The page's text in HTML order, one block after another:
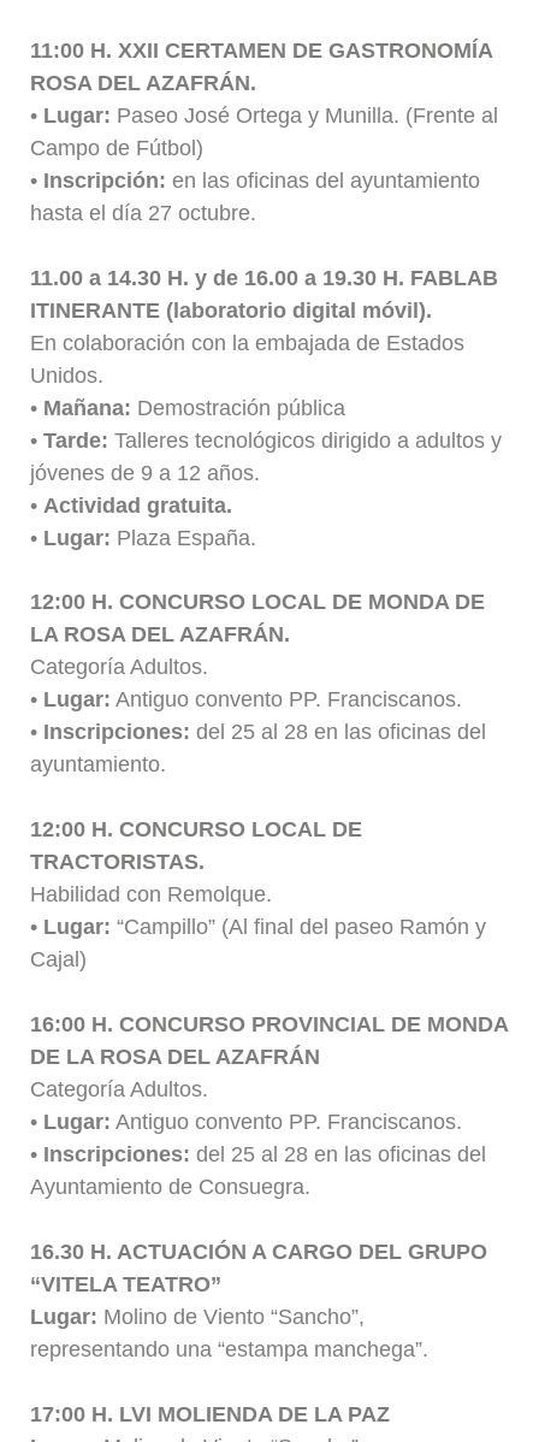
11:00 H. XXII CERTAMEN DE GASTRONOMÍA
ROSA DEL AZAFRÁN.
• Lugar: Paseo José Ortega y Munilla. (Frente al
Campo de Fútbol)
• Inscripción: en las oficinas del ayuntamiento
hasta el día 27 octubre.
11.00 a 14.30 H. y de 16.00 a 19.30 H. FABLAB
ITINERANTE (laboratorio digital móvil).
En colaboración con la embajada de Estados
Unidos.
• Mañana: Demostración pública
•Tarde:Talleres tecnológicos dirigido a adultos y
jóvenes de 9 a 12 años.
•Actividad gratuita.
• Lugar: Plaza España.
12:00 H. CONCURSO LOCAL DE MONDA DE
LA ROSA DEL AZAFRÁN.
Categoría Adultos.
• Lugar: Antiguo convento PP. Franciscanos.
• Inscripciones: del 25 al 28 en las oficinas del
ayuntamiento.
12:00 H. CONCURSO LOCAL DE
TRACTORISTAS.
Habilidad con Remolque.
• Lugar: “Campillo” (Al final del paseo Ramón y
Cajal)
16:00 H. CONCURSO PROVINCIAL DE MONDA
DE LA ROSA DEL AZAFRÁN
Categoría Adultos.
• Lugar: Antiguo convento PP. Franciscanos.
• Inscripciones: del 25 al 28 en las oficinas del
Ayuntamiento de Consuegra.
16.30 H. ACTUACIÓN A CARGO DEL GRUPO
“VITELA TEATRO”
Lugar: Molino de Viento “Sancho”,
representando una “estampa manchega”.
17:00 H. LVI MOLIENDA DE LA PAZ